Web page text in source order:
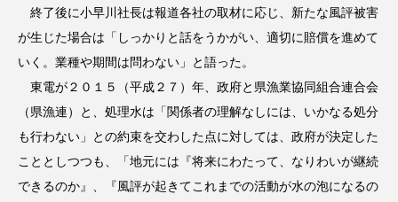
終了後に小早川社長は報道各社の取材に応じ、新たな風評被害
が生じた場合は「しっかりと話をうかがい、適切に賠償を進めて
いく。業種や期間は問わない」と語った。
東電が２０１５（平成２７）年、政府と県漁業協同組合連合会
（県漁連）と、処理水は「関係者の理解なしには、いかなる処分
も行わない」との約束を交わした点に対しては、政府が決定した
こととしつつも、「地元には『将来にわたって、なりわいが継続
できるのか』、『風評が起きてこれまでの活動が水の泡になるの